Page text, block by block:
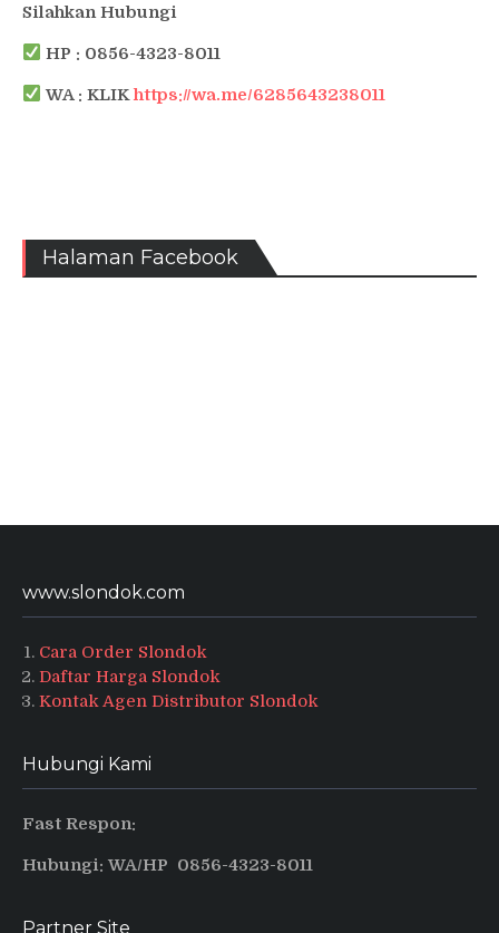
Silahkan Hubungi
HP : 0856-4323-8011
WA : KLIKhttps://wa.me/6285643238011
Halaman Facebook
www.slondok.com
Cara Order Slondok
Daftar Harga Slondok
Kontak Agen Distributor Slondok
Hubungi Kami
Fast Respon:
Hubungi: WA/HP 0856-4323-8011
Partner Site